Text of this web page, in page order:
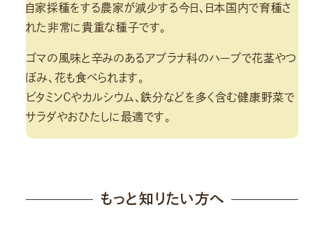
自家採種をする農家が減少する今日、日本国内で育種さ
れた非常に貴重な種子です。
ゴマの風味と辛みのあるアブラナ科のハーブで花茎やつ
ぼみ、花も食べられます。
ビタミンＣやカルシウム、鉄分などを多く含む健康野菜で
サラダやおひたしに最適です。
もっと知りたい方へ